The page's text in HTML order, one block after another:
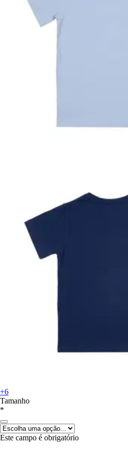
+6
Tamanho
*
Este campo é obrigatório